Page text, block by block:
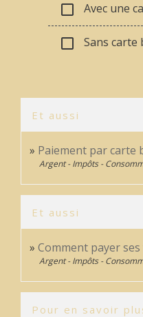
check_box_outline_blank Avec une
check_box_outline_blank Sans carte
Et aussi
Paiement par carte
Argent - Impôts -
Et aussi
Comment payer
Argent - Impôts -
Pour en savoir